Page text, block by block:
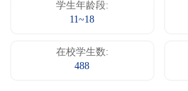
学生年龄段:
11~18
在校学生数:
488